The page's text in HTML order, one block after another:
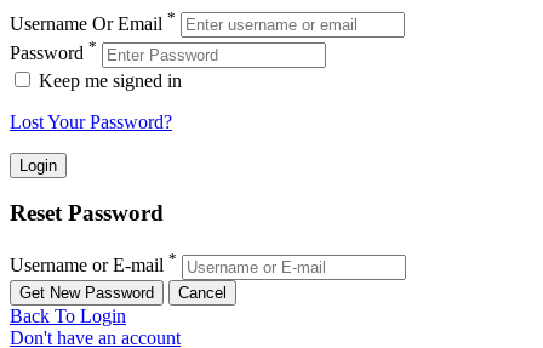
Username Or Email *
Password *
Keep me signed in
Lost Your Password?
Reset Password
Username or E-mail *
Back To Login
Don't have an account